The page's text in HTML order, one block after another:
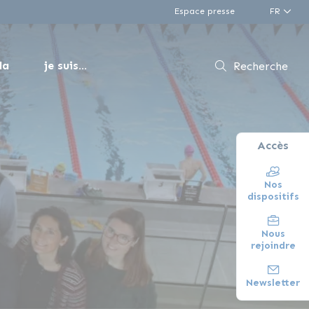
Espace presse FR
je suis... Recherche
Accès
Nos
dispositifs
Nous
rejoindre
Newsletter